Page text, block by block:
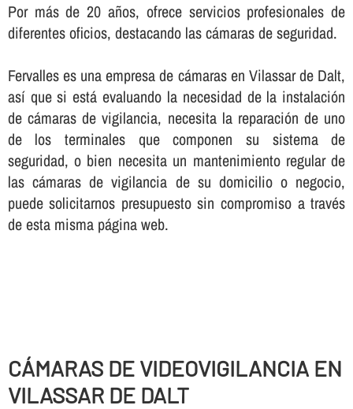
Por más de 20 años, ofrece servicios profesionales de
diferentes oficios, destacando las cámaras de seguridad.
Fervalles es una empresa de cámaras en Vilassar de Dalt,
así­ que si está evaluando la necesidad de la instalación
de cámaras de vigilancia, necesita la reparación de uno
de los terminales que componen su sistema de
seguridad, o bien necesita un mantenimiento regular de
las cámaras de vigilancia de su domicilio o negocio,
puede solicitarnos presupuesto sin compromiso a través
de esta misma página web.
CÁMARAS DE VIDEOVIGILANCIA EN
VILASSAR DE DALT